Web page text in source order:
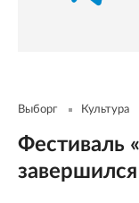
Выборг Культура
Фестиваль